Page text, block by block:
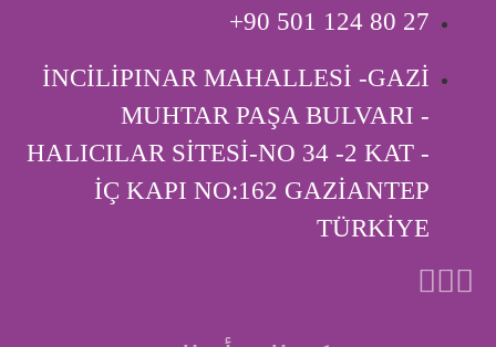
‎+90 501 124 80 27
İNCİLİPINAR MAHALLESİ -GAZİ
MUHTAR PAŞA BULVARI -
HALICILAR SİTESİ-NO 34 -2 KAT -
İÇ KAPI ‎NO:162 GAZİANTEP
TÜRKİYE